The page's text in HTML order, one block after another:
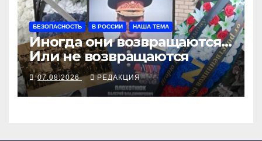
БЕЗОПАСНОСТЬ В РОССИИ НАША ТЕМА
Иногда они возвращаются…
Или не возвращаются
07.08.2026 РЕДАКЦИЯ